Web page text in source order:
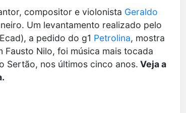
compositor e violonista Geraldo
Um levantamento realizado pelo
a pedido do g1 Petrolina, mostra
Fausto Nilo, foi música mais tocada
Sertão, nos últimos cinco anos. Veja a